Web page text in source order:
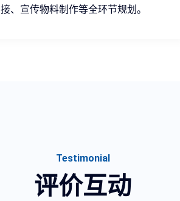
接、宣传物料制作等全环节规划。
Testimonial
评价互动